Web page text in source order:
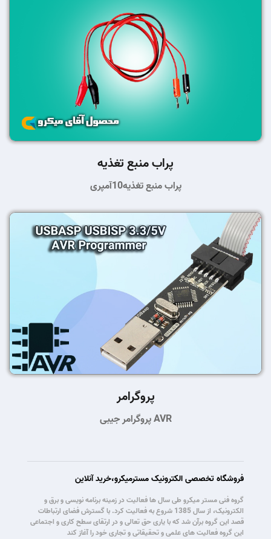
پراب منبع تغذیه
پراب منبع تغذیه10آمپری
پروگرامر
پروگرامر جیبی AVR
فروشگاه تخصصی الکترونیک مسترمیکرو،خرید آنلاین
گروه فنی مستر میکرو طی سال ها فعالیت در زمینه برنامه نویسی و برق و
الکترونیک، از سال 1385 شروع به فعالیت کرد. با گسترش فضای ارتباطات
قصد این گروه برآن شد که با یاری حق تعالی و در ارتقای سطح کاری و اجتماعی
این گروه فعالیت های علمی و تحقیقاتی و تجاری خود را آغاز کند